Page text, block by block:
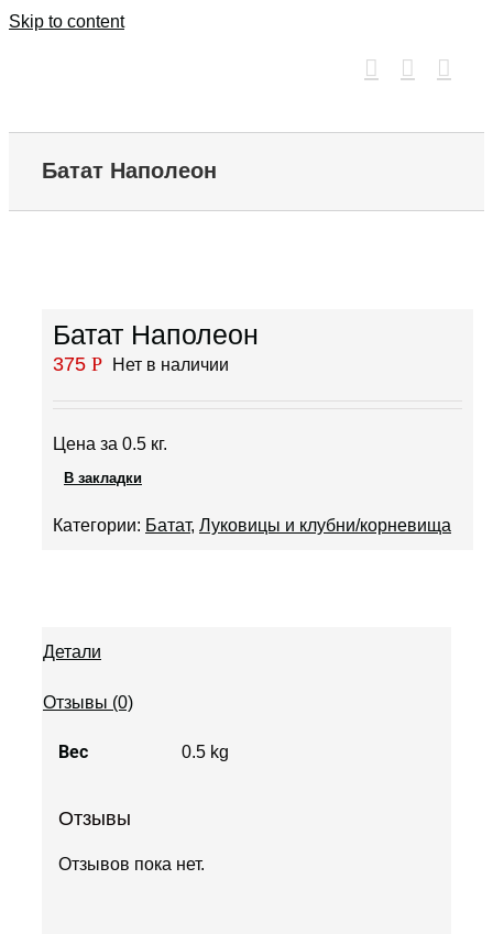
Skip to content
Батат Наполеон
Батат Наполеон
375 Р Нет в наличии
Цена за 0.5 кг.
В закладки
Категории: Батат, Луковицы и клубни/корневища
Детали
Отзывы (0)
Вес 0.5 kg
Отзывы
Отзывов пока нет.